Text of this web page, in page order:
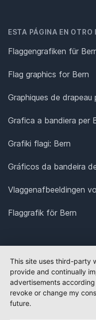
ESTA PÁGINA EN OTRO
Flaggengrafiken für
Flag graphics for Bern
Graphiques de drapeau
Grafica a bandiera per
Grafiki flagi: Bern
Gráficos da bandeira
Vlaggenafbeeldingen
Flaggrafik för Bern
This site uses third-party
provide and continually
advertisements
revoke or change my
future.